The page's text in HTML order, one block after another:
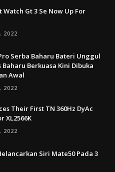
Watch Gt 3 Se Now Up For
2022
Serba Baharu Bateri Unggul
Baharu Berkuasa Kini Dibuka
Awal
2022
Their First TN 360Hz DyAc
XL2566K
2022
Siri Mate50 Pada 3